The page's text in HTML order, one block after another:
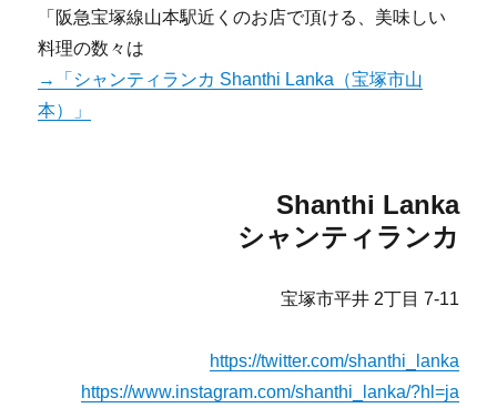
「阪急宝塚線山本駅近くのお店で頂ける、美味しい
料理の数々は
→「シャンティランカ Shanthi Lanka（宝塚市山
本）」
Shanthi Lanka
シャンティランカ
宝塚市平井 2丁目 7-11
https://twitter.com/shanthi_lanka
https://www.instagram.com/shanthi_lanka/?hl=ja